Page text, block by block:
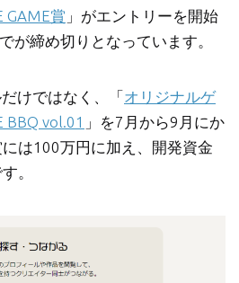
GAME賞 」がエントリーを開始
が締め切りとなっています。
けではなく、「オリジナルゲ
BBQ vol.01 」を7月から9月にか
は100万円に加え、開発資金
。